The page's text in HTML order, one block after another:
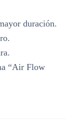
duración.
“Air Flow